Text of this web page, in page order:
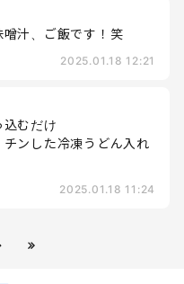
汁、ご飯です！笑
2025.01.18 12:21
込むだけ
ンした冷凍うどん入れ
2025.01.18 11:24